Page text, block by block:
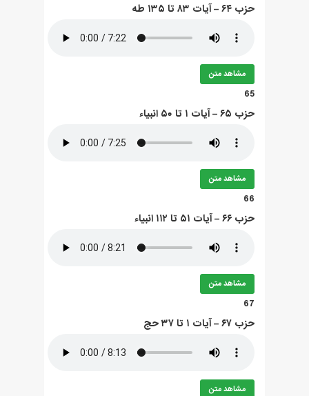
حزب ۶۴ – آيات ۸۳ تا ۱۳۵ طه
مشاهد متن
65
حزب ۶۵ – آيات ۱ تا ۵۰ انبياء
مشاهد متن
66
حزب ۶۶ – آيات ۵۱ تا ۱۱۲ انبياء
مشاهد متن
67
حزب ۶۷ – آيات ۱ تا ۳۷ حج
مشاهد متن